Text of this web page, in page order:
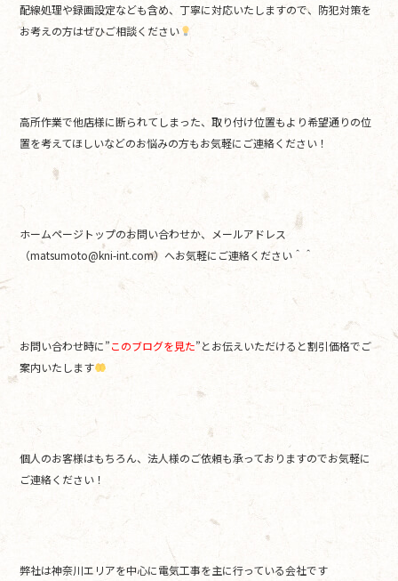
配線処理や録画設定なども含め、丁寧に対応いたしますので、防犯対策を
お考えの方はぜひご相談ください
高所作業で他店様に断られてしまった、取り付け位置もより希望通りの位
置を考えてほしいなどのお悩みの方もお気軽にご連絡ください！
ホームページトップのお問い合わせか、メールアドレス
（matsumoto@kni-int.com）へお気軽にご連絡ください＾＾
お問い合わせ時に”このブログを見た”とお伝えいただけると割引価格でご
案内いたします
個人のお客様はもちろん、法人様のご依頼も承っておりますのでお気軽に
ご連絡ください！
弊社は神奈川エリアを中心に電気工事を主に行っている会社です